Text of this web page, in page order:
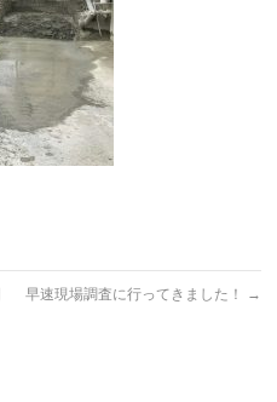
早速現場調査に行ってきました！ →